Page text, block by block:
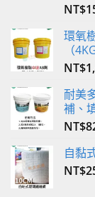
評分
NT$
環氧
（
NT$
耐美
補、
NT$
自黏
NT$